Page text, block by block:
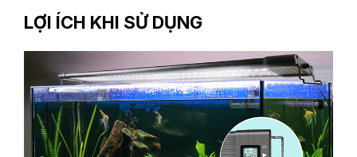
LỢI ÍCH KHI SỬ DỤNG